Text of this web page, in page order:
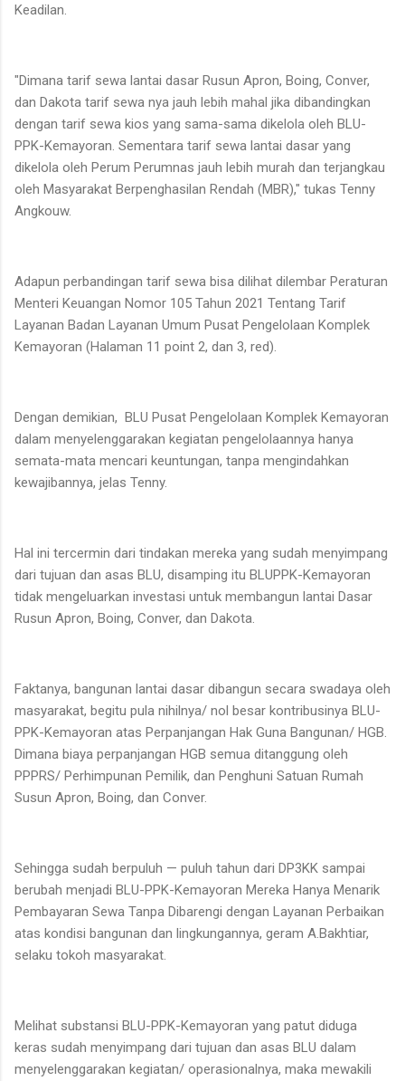
Keadilan.
"Dimana tarif sewa lantai dasar Rusun Apron, Boing, Conver,
dan Dakota tarif sewa nya jauh lebih mahal jika dibandingkan
dengan tarif sewa kios yang sama-sama dikelola oleh BLU-
PPK-Kemayoran. Sementara tarif sewa lantai dasar yang
dikelola oleh Perum Perumnas jauh lebih murah dan terjangkau
oleh Masyarakat Berpenghasilan Rendah (MBR)," tukas Tenny
Angkouw.
Adapun perbandingan tarif sewa bisa dilihat dilembar Peraturan
Menteri Keuangan Nomor 105 Tahun 2021 Tentang Tarif
Layanan Badan Layanan Umum Pusat Pengelolaan Komplek
Kemayoran (Halaman 11 point 2, dan 3, red).
Dengan demikian, BLU Pusat Pengelolaan Komplek Kemayoran
dalam menyelenggarakan kegiatan pengelolaannya hanya
semata-mata mencari keuntungan, tanpa mengindahkan
kewajibannya, jelas Tenny.
Hal ini tercermin dari tindakan mereka yang sudah menyimpang
dari tujuan dan asas BLU, disamping itu BLUPPK-Kemayoran
tidak mengeluarkan investasi untuk membangun lantai Dasar
Rusun Apron, Boing, Conver, dan Dakota.
Faktanya, bangunan lantai dasar dibangun secara swadaya oleh
masyarakat, begitu pula nihilnya/ nol besar kontribusinya BLU-
PPK-Kemayoran atas Perpanjangan Hak Guna Bangunan/ HGB.
Dimana biaya perpanjangan HGB semua ditanggung oleh
PPPRS/ Perhimpunan Pemilik, dan Penghuni Satuan Rumah
Susun Apron, Boing, dan Conver.
Sehingga sudah berpuluh — puluh tahun dari DP3KK sampai
berubah menjadi BLU-PPK-Kemayoran Mereka Hanya Menarik
Pembayaran Sewa Tanpa Dibarengi dengan Layanan Perbaikan
atas kondisi bangunan dan lingkungannya, geram A.Bakhtiar,
selaku tokoh masyarakat.
Melihat substansi BLU-PPK-Kemayoran yang patut diduga
keras sudah menyimpang dari tujuan dan asas BLU dalam
menyelenggarakan kegiatan/ operasionalnya, maka mewakili